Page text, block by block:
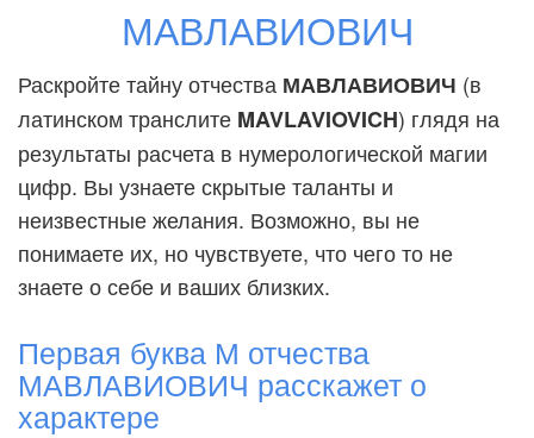
МАВЛАВИОВИЧ
Раскройте тайну отчества МАВЛАВИОВИЧ (в
латинском транслите MAVLAVIOVICH) глядя на
результаты расчета в нумерологической магии
цифр. Вы узнаете скрытые таланты и
неизвестные желания. Возможно, вы не
понимаете их, но чувствуете, что чего то не
знаете о себе и ваших близких.
Первая буква М отчества
МАВЛАВИОВИЧ расскажет о
характере